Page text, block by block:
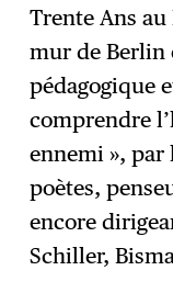
Trente Ans
mur de Berlin
pédagogique
comprendre
ennemi », par
poètes,
encore
Schiller,